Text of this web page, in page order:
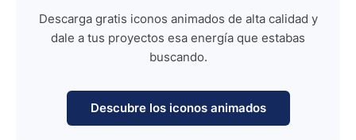
Descarga gratis iconos animados de alta calidad y
dale a tus proyectos esa energía que estabas
buscando.
Descubre los iconos animados